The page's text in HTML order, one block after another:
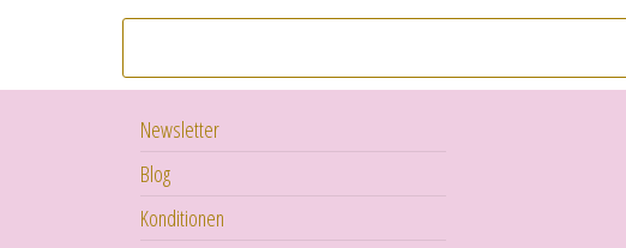
Newsletter
Blog
Konditionen